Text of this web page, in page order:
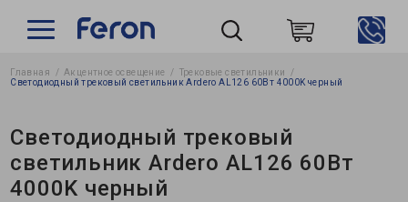
Пошук
Главная Акцентное освещение
Трековые светильники
Светодиодный трековый светильник Ardero AL126 60Вт 4000K черный
Светодиодный трековый
светильник Ardero AL126 60Вт
4000K черный